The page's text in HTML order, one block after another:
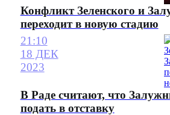
Конфликт Зеленского и
переходит в новую стадию
21:10
18 ДЕК
2023
В Раде считают, что
подать в отставку